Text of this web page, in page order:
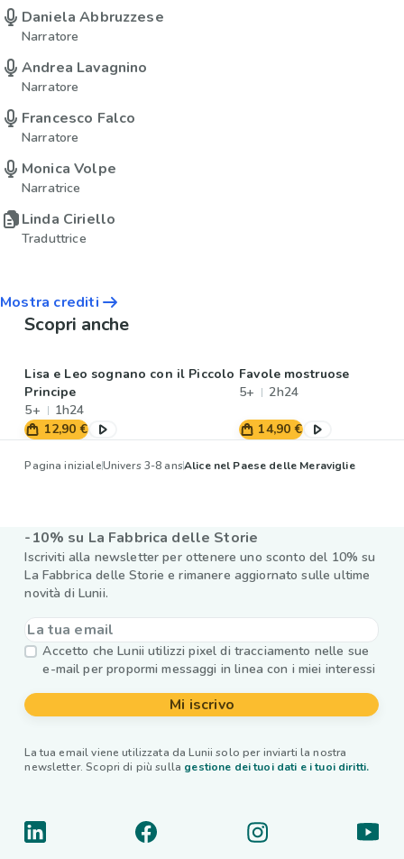
Daniela Abbruzzese
Narratore
Andrea Lavagnino
Narratore
Francesco Falco
Narratore
Monica Volpe
Narratrice
Linda Ciriello
Traduttrice
Mostra crediti
Scopri anche
Lisa e Leo sognano con il Piccolo
Principe
5+
1h24
12,90 €
Favole mostruose
5+
2h24
14,90 €
Pagina inizialeUnivers 3-8 ansAlice nel Paese delle Meraviglie
-10% su La Fabbrica delle Storie
Iscriviti alla newsletter per ottenere uno sconto del 10% su
La Fabbrica delle Storie e rimanere aggiornato sulle ultime
novità di Lunii.
Accetto che Lunii utilizzi pixel di tracciamento nelle sue
e-mail per propormi messaggi in linea con i miei interessi
Mi iscrivo
La tua email viene utilizzata da Lunii solo per inviarti la nostra
newsletter. Scopri di più sulla gestione dei tuoi dati e i tuoi diritti.